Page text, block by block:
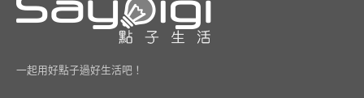
一起用好點子過好生活吧！